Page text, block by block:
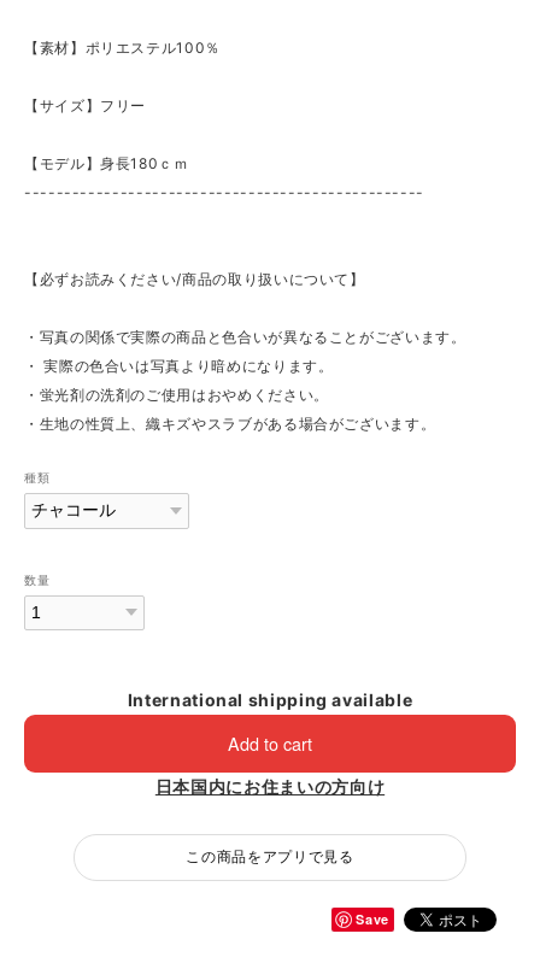
【素材】ポリエステル100％
【サイズ】フリー
【モデル】身長180ｃｍ
--------------------------------------------------
【必ずお読みください/商品の取り扱いについて】
・写真の関係で実際の商品と色合いが異なることがございます。
・ 実際の色合いは写真より暗めになります。
・蛍光剤の洗剤のご使用はおやめください。
・生地の性質上、織キズやスラブがある場合がございます。
種類
数量
International shipping available
Add to cart
日本国内にお住まいの方向け
この商品をアプリで見る
Save